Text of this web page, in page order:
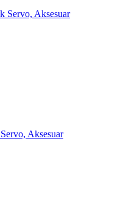
Servo, Aksesuar
Aksesuar